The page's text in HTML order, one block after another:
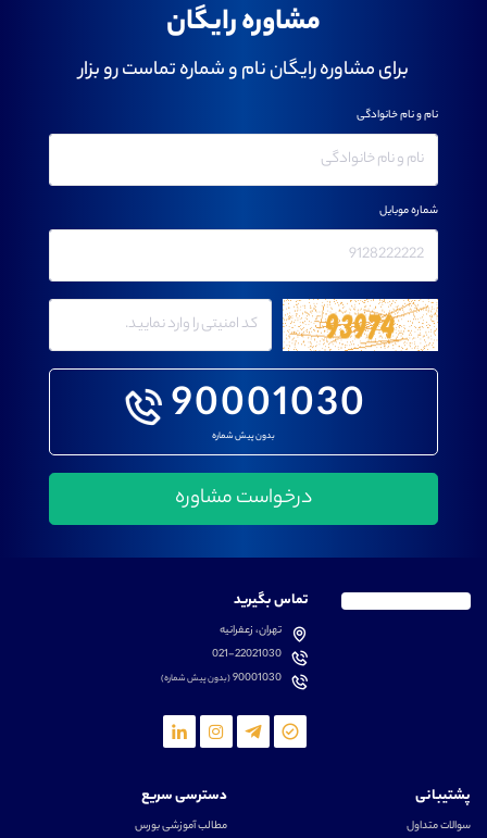
مشاوره رایگان
برای مشاوره رایگان نام و شماره تماست رو بزار
90001030
بدون پیش شماره
نام و نام خانوادگی
شماره موبایل
تماس بگیرید
تهران، زعفرانیه
021-22021030
90001030(بدون پیش شماره)
پشتیبانی
سوالات متداول
دسترسی سریع
مطالب آموزشی بورس